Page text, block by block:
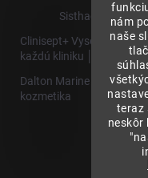
nám
naše
teraz
neskôr
Sisthaema.sk -
Clinisept+ Vysoko
každú kliniku │
Dalton Marine
kozmetika